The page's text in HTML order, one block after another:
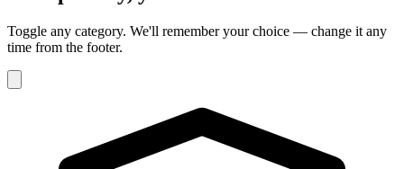
Toggle any category. We'll remember your choice — change it any
time from the footer.